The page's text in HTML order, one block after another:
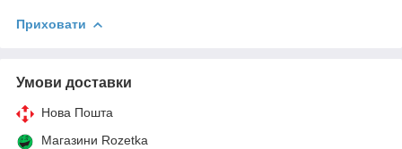
Приховати
Умови доставки
Нова Пошта
Магазини Rozetka